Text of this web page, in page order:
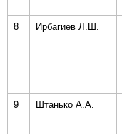
8 Ирбагиев Л.Ш.
9 Штанько А.А.